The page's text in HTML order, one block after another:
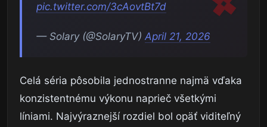
pic.twitter.com/3cAovtBt7d
— Solary (@SolaryTV) April 21, 2026
Celá séria pôsobila jednostranne najmä vďaka
konzistentnému výkonu naprieč všetkými
líniami. Najvýraznejší rozdiel bol opäť viditeľný